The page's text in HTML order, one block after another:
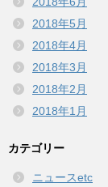
2018年5月
2018年4月
2018年3月
2018年2月
2018年1月
カテゴリー
ニュースetc